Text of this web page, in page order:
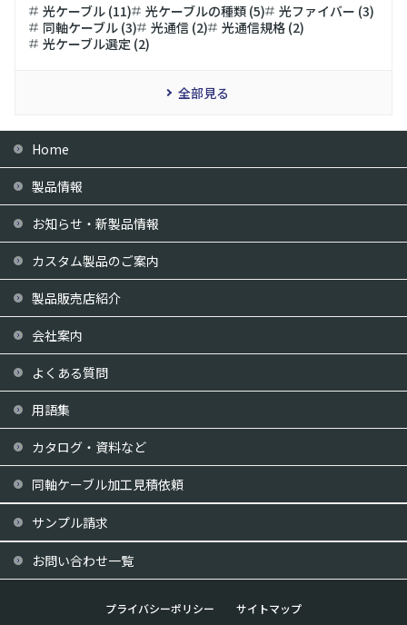
光ケーブル (11) 光ケーブルの種類 (5)
光ファイバー (3)
同軸ケーブル (3)
光通信 (2)
光通信規格 (2)
光ケーブル選定 (2)
全部見る
Home
製品情報
お知らせ・新製品情報
カスタム製品のご案内
製品販売店紹介
会社案内
よくある質問
用語集
カタログ・資料など
同軸ケーブル加工見積依頼
サンプル請求
お問い合わせ一覧
プライバシーポリシー サイトマップ